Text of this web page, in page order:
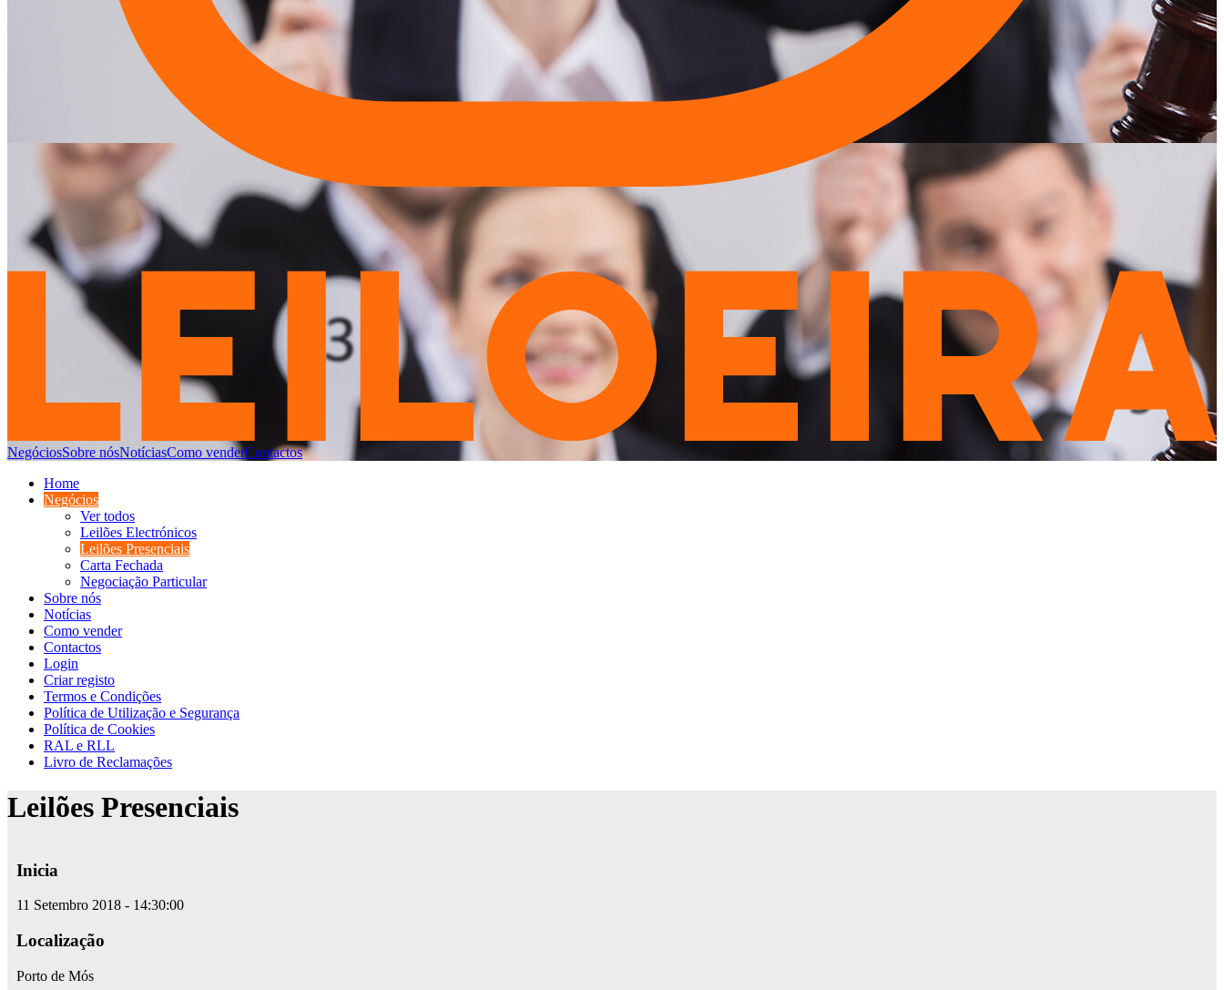
NegóciosSobre nósNotíciasComo venderContactos
Home
Negócios
Ver todos
Leilões Electrónicos
Leilões Presenciais
Carta Fechada
Negociação Particular
Sobre nós
Notícias
Como vender
Contactos
Login
Criar registo
Termos e Condições
Política de Utilização e Segurança
Política de Cookies
RAL e RLL
Livro de Reclamações
Leilões Presenciais
Inicia
11 Setembro 2018 - 14:30:00
Localização
Porto de Mós